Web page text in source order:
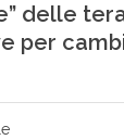
delle
per